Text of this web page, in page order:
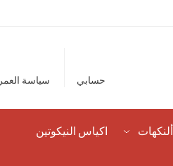
حسابي سياسة العمر
ألنكهات اكياس النيكوتين